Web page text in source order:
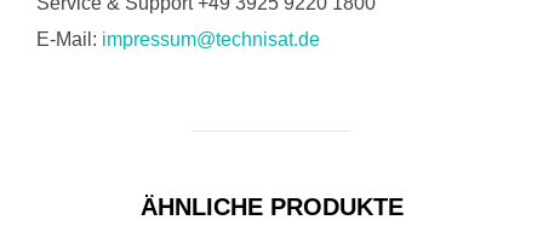
E-Mail: impressum@technisat.de
ÄHNLICHE PRODUKTE